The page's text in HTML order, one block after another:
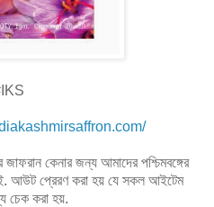
কেনার জন্য আমাদের পশ্চিমবঙ্গের
আউট প্রেরণ করা হয় যে সকল আইটেম
চেক করা হয়.